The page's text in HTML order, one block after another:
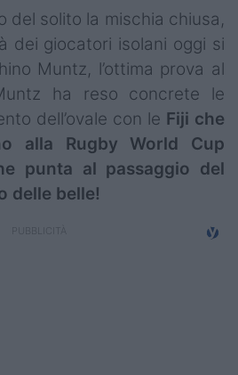
del solito la mischia chiusa,
dei giocatori isolani oggi si
Muntz, l’ottima prova al
ha reso concrete le
dell’ovale con le Fiji che
alla Rugby World Cup
punta al passaggio del
delle belle!